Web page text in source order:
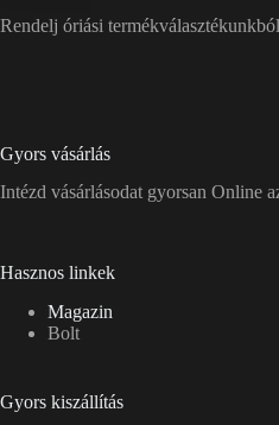
Rendelj óriási
Gyors vásárlás
Intézd vásárlásodat gyorsan Online
Hasznos linkek
Magazin
Bolt
Gyors kiszállítás